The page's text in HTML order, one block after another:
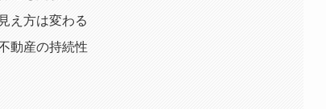
え方は変わる
動産の持続性